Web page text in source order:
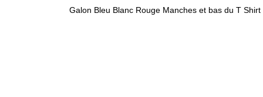
Galon Bleu Blanc Rouge Manches et bas du T Shirt